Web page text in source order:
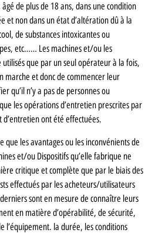
de plus de 18 ans, dans une condition
et non dans un état d’altération dû à la
de substances intoxicantes ou
etc…… Les machines et/ou les
que par un seul opérateur à la fois,
marche et donc de commencer leur
qu’il n’y a pas de personnes ou
les opérations d’entretien prescrites par
d’entretien ont été effectuées.
que les avantages ou les inconvénients de
et/ou Dispositifs qu’elle fabrique ne
critique et complète que par le biais des
effectués par les acheteurs/utilisateurs
sont en mesure de connaître leurs
en matière d’opérabilité, de sécurité,
l’équipement. la durée, les conditions